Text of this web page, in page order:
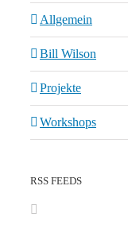
Allgemein
Bill Wilson
Projekte
Workshops
RSS FEEDS